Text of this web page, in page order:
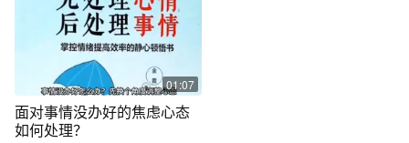
01:07
面对事情没办好的焦虑心态
如何处理？